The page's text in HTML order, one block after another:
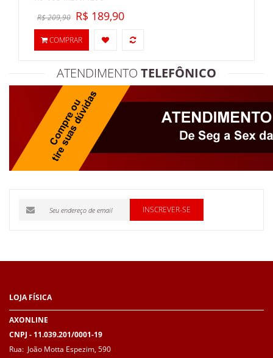
R$ 209,90 R$ 189,90
COMPRAR
ATENDIMENTO TELEFÔNICO
INSCREVER-SE
LOJAFÍSICA
AXONLINE
CNPJ - 11.039.201/0001-19
Rua: João Motta Espezim, 590